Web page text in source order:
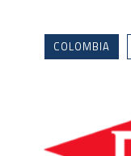
COLOMBIA